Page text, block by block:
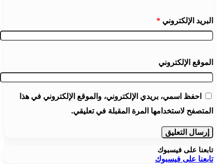
البريد الإلكتروني *
الموقع الإلكتروني
احفظ اسمي، بريدي الإلكتروني، والموقع الإلكتروني في هذا
المتصفح لاستخدامها المرة المقبلة في تعليقي.
تابعنا على فيسبوك
تابعنا على فيسبوك